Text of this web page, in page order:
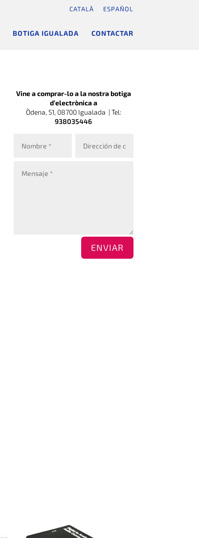
CATALÀ ESPAÑOL
BOTIGA IGUALADA CONTACTAR
Vine a comprar-lo a la nostra botiga
d’electrònica a
Òdena, 51, 08700 Igualada | Tel:
938035446
ENVIAR